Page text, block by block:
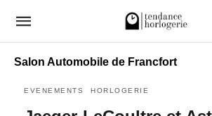
Salon Automobile de Francfort
EVENEMENTS HORLOGERIE